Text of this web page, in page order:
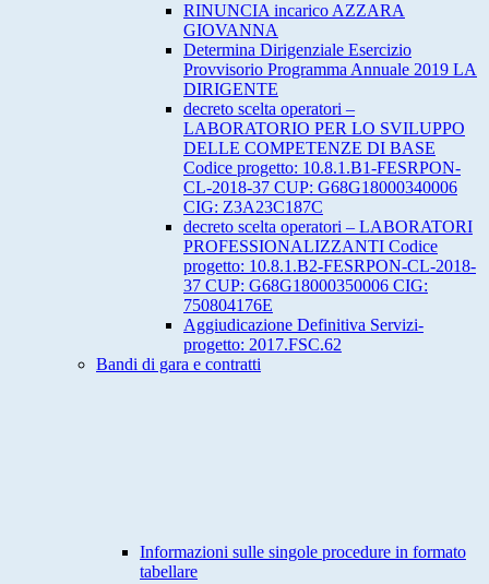
RINUNCIA incarico AZZARA
GIOVANNA
Determina Dirigenziale Esercizio
Provvisorio Programma Annuale 2019 LA
DIRIGENTE
decreto scelta operatori –
LABORATORIO PER LO SVILUPPO
DELLE COMPETENZE DI BASE
Codice progetto: 10.8.1.B1-FESRPON-
CL-2018-37 CUP: G68G18000340006
CIG: Z3A23C187C
decreto scelta operatori – LABORATORI
PROFESSIONALIZZANTI Codice
progetto: 10.8.1.B2-FESRPON-CL-2018-
37 CUP: G68G18000350006 CIG:
750804176E
Aggiudicazione Definitiva Servizi-
progetto: 2017.FSC.62
Bandi di gara e contratti
Informazioni sulle singole procedure in formato
tabellare